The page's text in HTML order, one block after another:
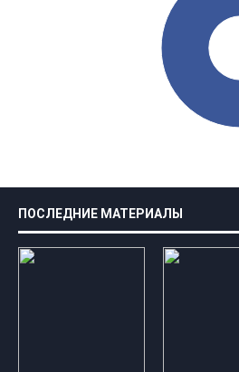
ПОСЛЕДНИЕ МАТЕРИАЛЫ